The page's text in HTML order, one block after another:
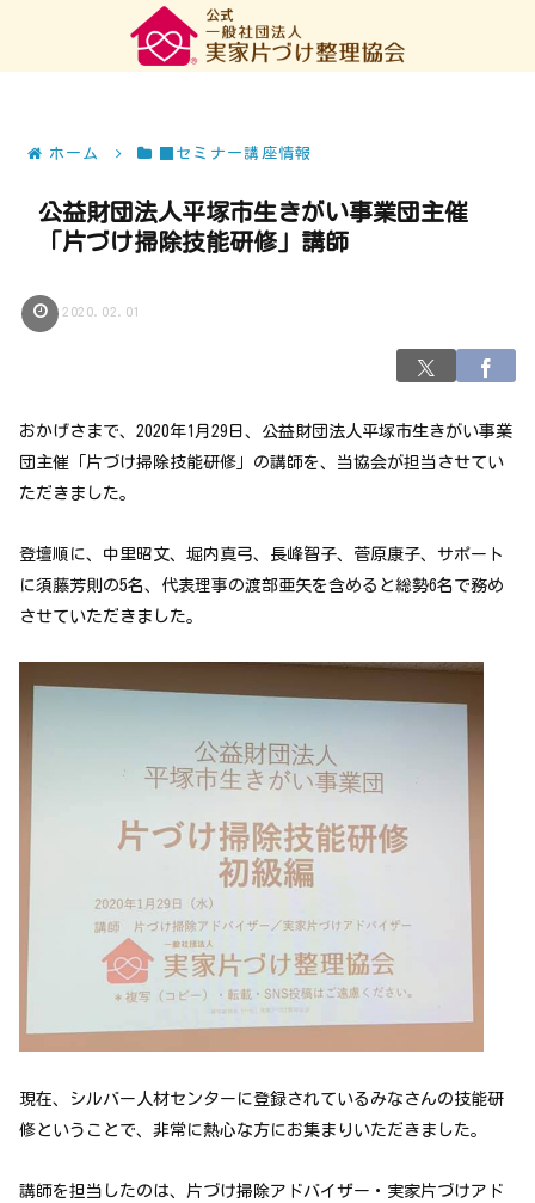
ホーム ■セミナー講座情報
公益財団法人平塚市生きがい事業団主催
「片づけ掃除技能研修」講師
2020.02.01
おかげさまで、2020年1月29日、公益財団法人平塚市生きがい事業
団主催「片づけ掃除技能研修」の講師を、当協会が担当させてい
ただきました。
登壇順に、中里昭文、堀内真弓、長峰智子、菅原康子、サポート
に須藤芳則の5名、代表理事の渡部亜矢を含めると総勢6名で務め
させていただきました。
現在、シルバー人材センターに登録されているみなさんの技能研
修ということで、非常に熱心な方にお集まりいただきました。
講師を担当したのは、片づけ掃除アドバイザー・実家片づけアド